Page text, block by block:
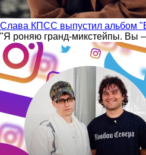
Слава КПСС выпустил альбом
"Я роняю гранд-микстейпы. Вы